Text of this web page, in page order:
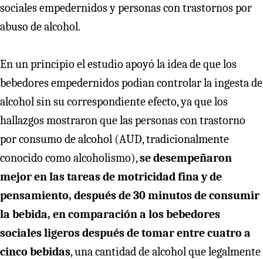
sociales empedernidos y personas con trastornos por
abuso de alcohol.
En un principio el estudio apoyó la idea de que los
bebedores empedernidos podian controlar la ingesta de
alcohol sin su correspondiente efecto, ya que los
hallazgos mostraron que las personas con trastorno
por consumo de alcohol (AUD, tradicionalmente
conocido como alcoholismo),se desempeñaron
mejor en las tareas de motricidad fina y de
pensamiento, después de 30 minutos de consumir
la bebida, en comparación a los bebedores
sociales ligeros después de tomar entre cuatro a
cinco bebidas, una cantidad de alcohol que legalmente